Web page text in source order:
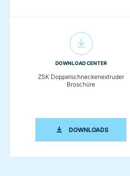
DOWNLOAD CENTER
ZSK Doppelschneckenextruder
Broschüre
DOWNLOADSZSK